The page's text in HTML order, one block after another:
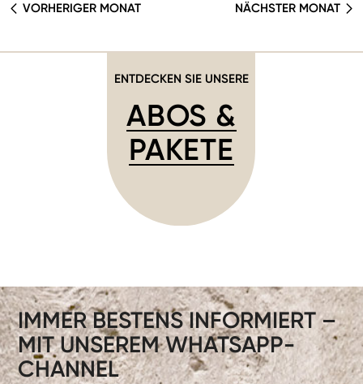
VORHERIGER MONAT NÄCHSTER MONAT
ENTDECKEN SIE UNSERE
ABOS &
PAKETE
IMMER BESTENS INFORMIERT –
MIT UNSEREM WHATSAPP-
CHANNEL